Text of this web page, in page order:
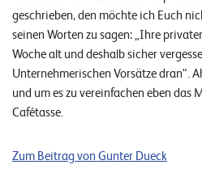
geschrieben, den möchte ich Euch
seinen Worten zu sagen: „Ihre
Woche alt und deshalb sicher
Unternehmerischen Vorsätze dran“.
und um es zu vereinfachen eben das
Cafétasse.
Zum Beitrag von Gunter Dueck